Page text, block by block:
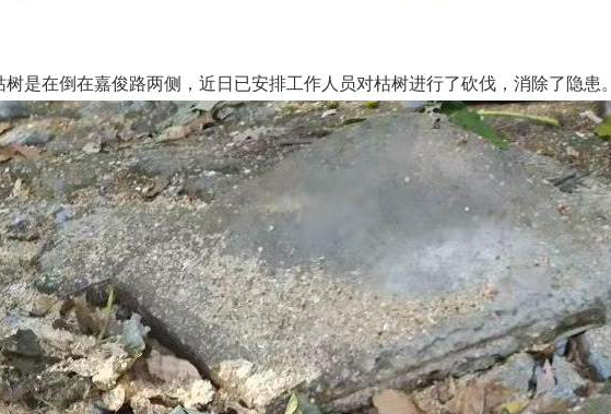
是在倒在嘉俊路两侧，近日已安排工作人员对枯树进行了砍伐，消除了隐患。